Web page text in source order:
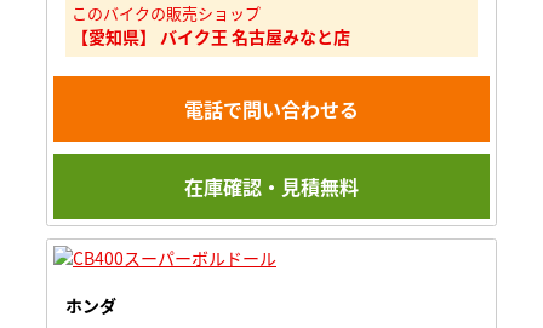
このバイクの販売ショップ
【愛知県】 バイク王 名古屋みなと店
電話で問い合わせる
在庫確認・見積無料
ホンダ